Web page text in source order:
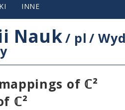
INNE
Nauk/ pl /
of ℂ²
ℂ²